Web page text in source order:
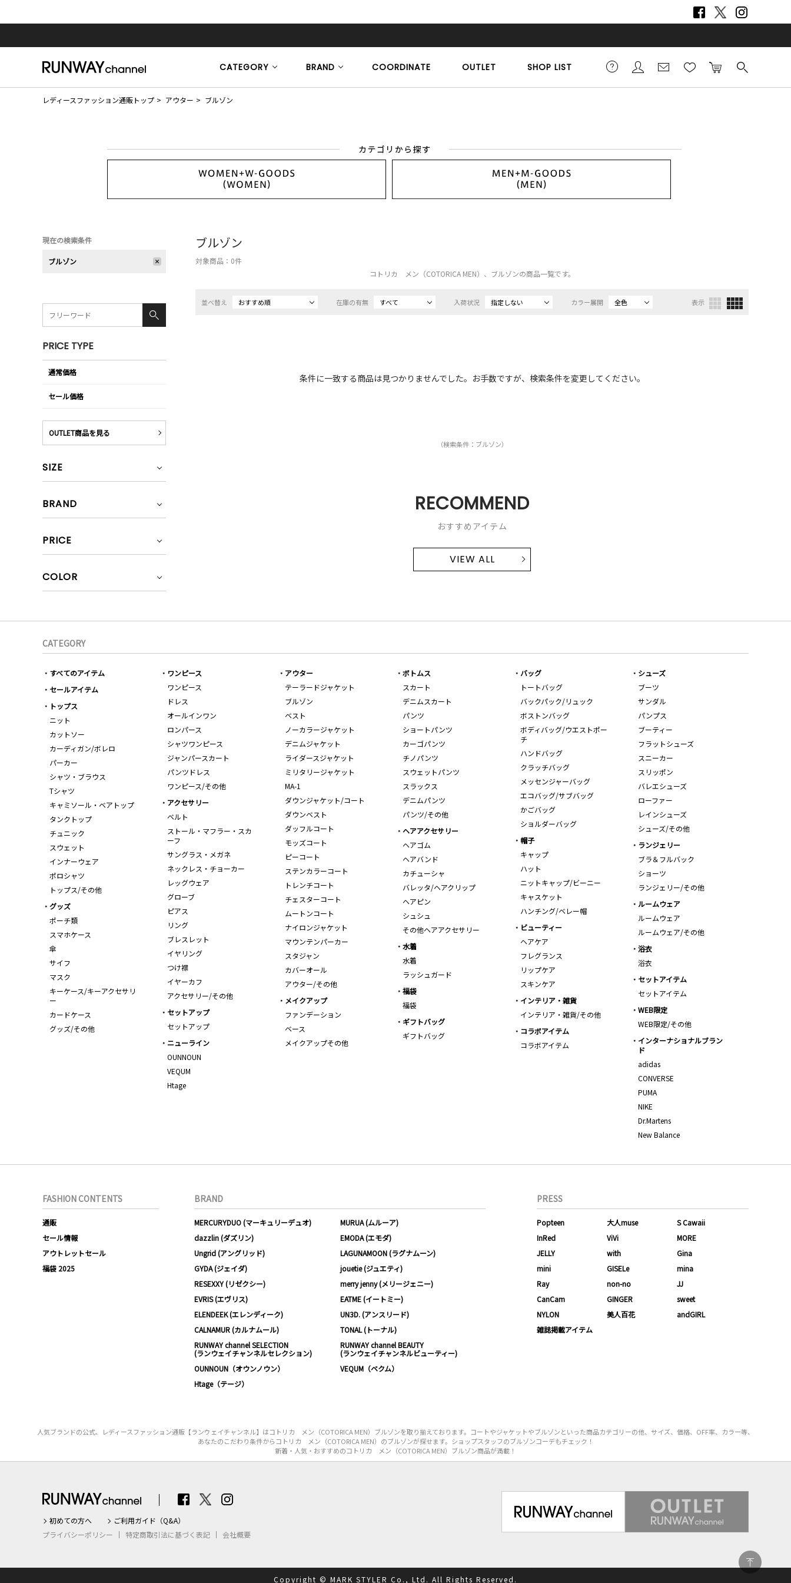
CATEGORY BRAND COORDINATE OUTLET SHOP LIST
レディースファッション通販トップ アウター ブルゾン
ブルゾン
対象商品： 0件
コトリカ メン（COTORICA MEN）、ブルゾンの商品一覧です。
並べ替え おすすめ順 在庫の有無 すべて 入荷状況 指定しない カラー展開 全色 表示
条件に一致する商品は見つかりませんでした。お手数ですが、検索条件を変更してください。
（検索条件：ブルゾン）
RECOMMEND
おすすめアイテム
VIEW ALL
現在の検索条件
ブルゾン
PRICE TYPE
通常価格
セール価格
OUTLET商品を見る
SIZE
BRAND
PRICE
COLOR
CATEGORY
すべてのアイテム
セールアイテム
トップス
ニット
カットソー
カーディガン/ボレロ
パーカー
シャツ・ブラウス
Tシャツ
キャミソール・ベアトップ
タンクトップ
チュニック
スウェット
インナーウェア
ポロシャツ
トップス/その他
ワンピース
ワンピース
ドレス
オールインワン
ロンパース
シャツワンピース
ジャンパースカート
パンツドレス
ワンピース/その他
アウター
テーラードジャケット
ブルゾン
ベスト
ノーカラージャケット
デニムジャケット
ライダースジャケット
ミリタリージャケット
MA-1
ダウンジャケット/コート
ダウンベスト
ダッフルコート
モッズコート
ピーコート
ステンカラーコート
トレンチコート
チェスターコート
ムートンコート
ナイロンジャケット
マウンテンパーカー
スタジャン
カバーオール
アウター/その他
ボトムス
スカート
デニムスカート
パンツ
ショートパンツ
カーゴパンツ
チノパンツ
スウェットパンツ
スラックス
デニムパンツ
パンツ/その他
バッグ
トートバッグ
バックパック/リュック
ボストンバッグ
ボディバッグ/ウエストポー
チ
ハンドバッグ
クラッチバッグ
メッセンジャーバッグ
エコバッグ/サブバッグ
かごバッグ
ショルダーバッグ
シューズ
ブーツ
サンダル
パンプス
ブーティー
フラットシューズ
スニーカー
スリッポン
バレエシューズ
ローファー
レインシューズ
シューズ/その他
アクセサリー
ベルト
ストール・マフラー・スカ
ーフ
サングラス・メガネ
ネックレス・チョーカー
レッグウェア
グローブ
ピアス
リング
ブレスレット
イヤリング
つけ襟
イヤーカフ
アクセサリー/その他
ヘアアクセサリー
ヘアゴム
ヘアバンド
カチューシャ
バレッタ/ヘアクリップ
ヘアピン
シュシュ
その他ヘアアクセサリー
帽子
キャップ
ハット
ニットキャップ/ビーニー
キャスケット
ハンチング/ベレー帽
ランジェリー
ブラ＆フルバック
ショーツ
ランジェリー/その他
ルームウェア
ルームウェア
ルームウェア/その他
グッズ
ポーチ類
スマホケース
傘
サイフ
マスク
キーケース/キーアクセサリ
ー
カードケース
グッズ/その他
ビューティー
ヘアケア
フレグランス
リップケア
スキンケア
水着
水着
ラッシュガード
浴衣
浴衣
セットアイテム
セットアイテム
福袋
福袋
メイクアップ
ファンデーション
ベース
メイクアップその他
インテリア・雑貨
インテリア・雑貨/その他
WEB限定
WEB限定/その他
セットアップ
セットアップ
ギフトバッグ
ギフトバッグ
コラボアイテム
コラボアイテム
インターナショナルブラン
ド
adidas
CONVERSE
PUMA
NIKE
Dr.Martens
New Balance
ニューライン
OUNNOUN
VEQUM
Htage
FASHION CONTENTS
通販
セール情報
アウトレットセール
福袋 2025
BRAND
MERCURYDUO (マーキュリーデュオ)
MURUA (ムルーア)
dazzlin (ダズリン)
EMODA (エモダ)
Ungrid (アングリッド)
LAGUNAMOON (ラグナムーン)
GYDA (ジェイダ)
jouetie (ジュエティ)
RESEXXY (リゼクシー)
merry jenny (メリージェニー)
EVRIS (エヴリス)
EATME (イートミー)
ELENDEEK (エレンディーク)
UN3D. (アンスリード)
CALNAMUR (カルナムール)
TONAL (トーナル)
RUNWAY channel SELECTION
(ランウェイチャンネルセレクション)
RUNWAY channel BEAUTY
(ランウェイチャンネルビューティー)
OUNNOUN（オウンノウン）
VEQUM（ベクム）
Htage（テージ）
PRESS
Popteen 大人muse
S Cawaii
InRed
ViVi
MORE
JELLY
with
Gina
mini
GISELe
mina
Ray
non-no
JJ
CanCam
GINGER
sweet
NYLON
美人百花
andGIRL
雑誌掲載アイテム
人気ブランドの公式、レディースファッション通販【ランウェイチャンネル】はコトリカ メン（COTORICA MEN）ブルゾンを取り揃えております。コートやジャケットやブルゾンといった商品カテゴリーの他、サイズ、価格、OFF率、カラー等、
あなたのこだわり条件からコトリカ メン（COTORICA MEN）のブルゾンが探せます。ショップスタッフのブルゾンコーデもチェック！
新着・人気・おすすめのコトリカ メン（COTORICA MEN）ブルゾン商品が満載！
初めての方へ
ご利用ガイド（Q&A）
プライバシーポリシー
特定商取引法に基づく表記 会社概要
Copyright © MARK STYLER Co., Ltd. All Rights Reserved.